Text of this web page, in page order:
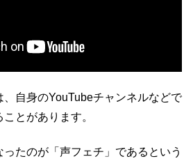
自身のYouTubeチャンネルなどで
とがあります。
たのが「声フェチ」であるという